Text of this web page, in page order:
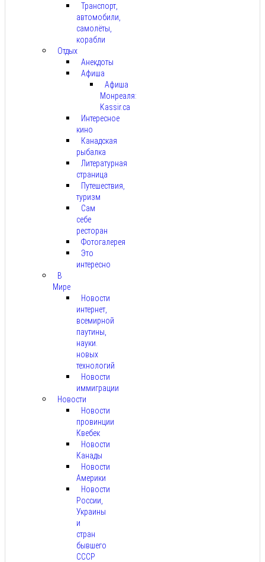
Транспорт,
автомобили,
самолёты,
корабли
Отдых
Анекдоты
Афиша
Афиша
Монреаля:
Kassir.ca
Интересное
кино
Канадская
рыбалка
Литературная
страница
Путешествия,
туризм
Сам
себе
ресторан
Фотогалерея
Это
интересно
В
Мире
Новости
интернет,
всемирной
паутины,
науки.
новых
технологий
Новости
иммиграции
Новости
Новости
провинции
Квебек
Новости
Канады
Новости
Америки
Новости
России,
Украины
и
стран
бывшего
СССР